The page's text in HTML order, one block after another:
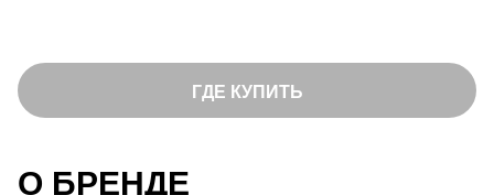
ГДЕ КУПИТЬ
О БРЕНДЕ